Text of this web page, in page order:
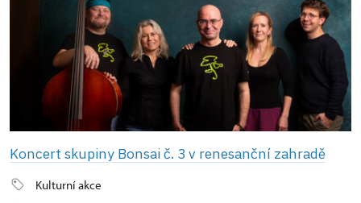
Koncert skupiny Bonsai č. 3 v renesanční zahradě
Kulturní akce